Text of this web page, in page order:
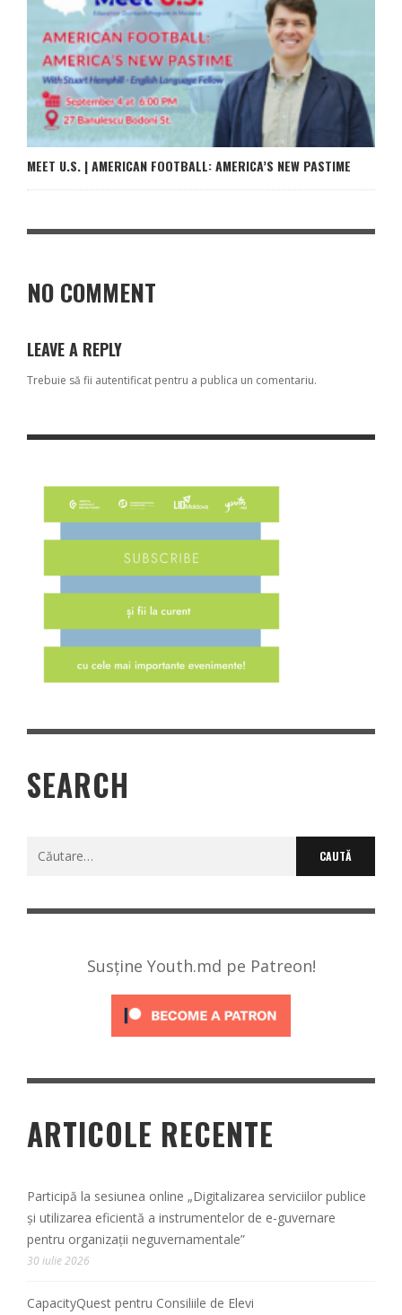
MEET U.S. | AMERICAN FOOTBALL: AMERICA’S NEW PASTIME
NO COMMENT
LEAVE A REPLY
Trebuie să fii autentificat pentru a publica un comentariu.
SEARCH
Caută
Susține Youth.md pe Patreon!
ARTICOLE RECENTE
Participă la sesiunea online „Digitalizarea serviciilor publice
și utilizarea eficientă a instrumentelor de e-guvernare
pentru organizații neguvernamentale”
30 iulie 2026
CapacityQuest pentru Consiliile de Elevi